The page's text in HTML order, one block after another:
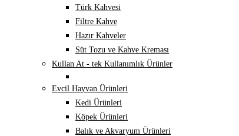
Türk Kahvesi
Filtre Kahve
Hazır Kahveler
Süt Tozu ve Kahve Kreması
Kullan At - tek Kullanımlık Ürünler
Evcil Hayvan Ürünleri
Kedi Ürünleri
Köpek Ürünleri
Balık ve Akvaryum Ürünleri